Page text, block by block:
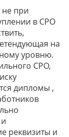
не при
в СРО
на
уровню.
СРО,
дипломы ,
реквизиты и